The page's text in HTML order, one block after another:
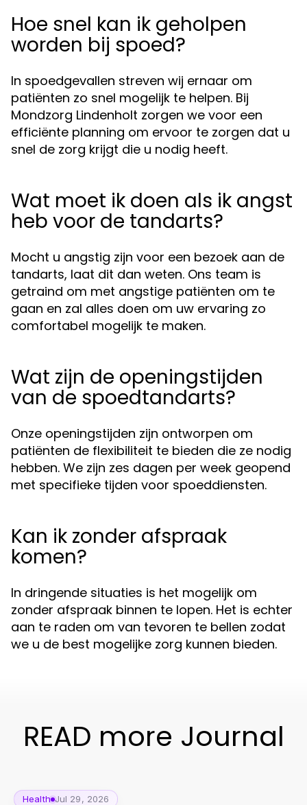
Hoe snel kan ik geholpen
worden bij spoed?
In spoedgevallen streven wij ernaar om
patiënten zo snel mogelijk te helpen. Bij
Mondzorg Lindenholt zorgen we voor een
efficiënte planning om ervoor te zorgen dat u
snel de zorg krijgt die u nodig heeft.
Wat moet ik doen als ik angst
heb voor de tandarts?
Mocht u angstig zijn voor een bezoek aan de
tandarts, laat dit dan weten. Ons team is
getraind om met angstige patiënten om te
gaan en zal alles doen om uw ervaring zo
comfortabel mogelijk te maken.
Wat zijn de openingstijden
van de spoedtandarts?
Onze openingstijden zijn ontworpen om
patiënten de flexibiliteit te bieden die ze nodig
hebben. We zijn zes dagen per week geopend
met specifieke tijden voor spoeddiensten.
Kan ik zonder afspraak
komen?
In dringende situaties is het mogelijk om
zonder afspraak binnen te lopen. Het is echter
aan te raden om van tevoren te bellen zodat
we u de best mogelijke zorg kunnen bieden.
READ more Journal
Health Jul 29, 2026